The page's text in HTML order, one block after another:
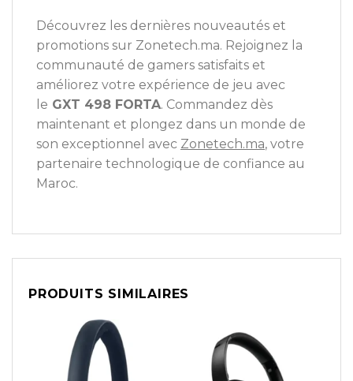
Découvrez les dernières nouveautés et
promotions sur Zonetech.ma. Rejoignez la
communauté de gamers satisfaits et
améliorez votre expérience de jeu avec
le GXT 498 FORTA. Commandez dès
maintenant et plongez dans un monde de
son exceptionnel avec Zonetech.ma, votre
partenaire technologique de confiance au
Maroc.
PRODUITS SIMILAIRES